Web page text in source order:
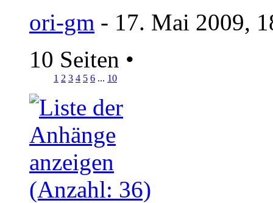
ori-gm - 17. Mai 2009,
10 Seiten •
1 2 3 4 5 6 ... 10